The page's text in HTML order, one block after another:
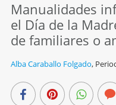
Manualidades
el Día de la
de familiares o
Alba Caraballo Folgado,